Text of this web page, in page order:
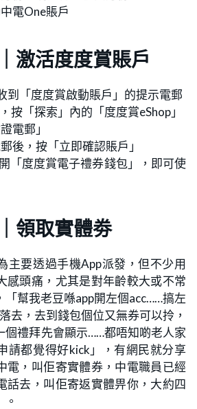
電One賬戶
激活度度賞賬戶
到「度度賞啟動賬戶」的提示電郵
按「探索」內的「度度賞eShop」
電郵」
後，按「立即確認賬戶」
「度度賞電子禮券錢包」，即可使
領取實體劵
主要透過手機App派發，但不少用
感頭痛，尤其是對年齡較大或不常
「幫我老豆喺app開左個acc……搞左
去，去到錢包個位又無券可以拎，
個禮拜先會顯示……都唔知啲老人家
請都覺得好kick」，有網民就分享
電，叫佢寄實體券，中電職員已經
話去，叫佢寄返實體畀你，大約四